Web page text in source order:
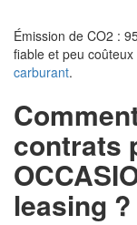
Émission de CO2 :
fiable et peu
carburant.
contrats
leasing ?